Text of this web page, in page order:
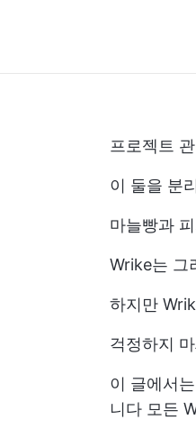
프로젝트
이 둘을 분
마늘빵과
Wrike는 그
하지만
걱정하지
이 글에서
니다 모든